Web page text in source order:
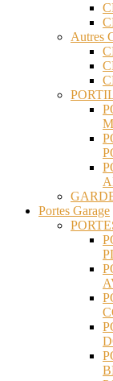
Autres
Portes Garage